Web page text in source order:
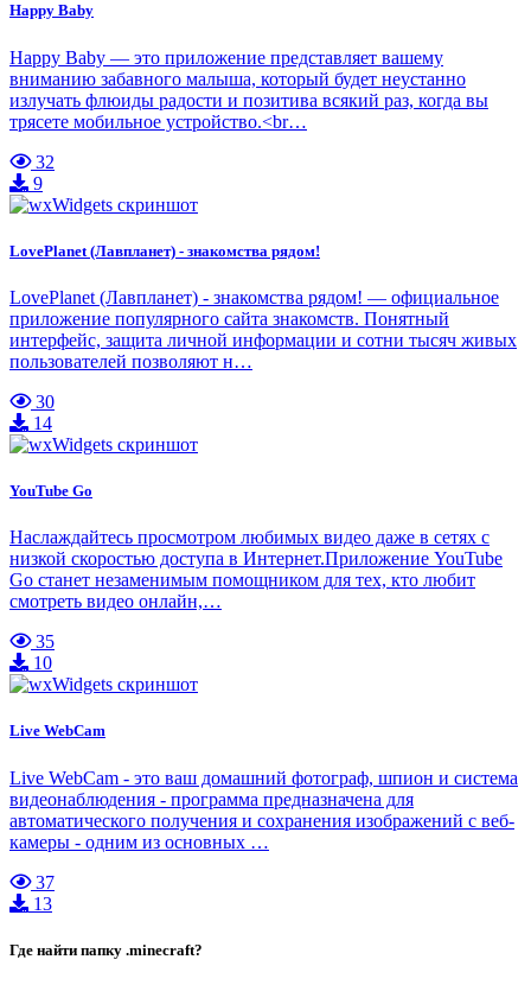
Happy Baby
Happy Baby — это приложение представляет вашему
вниманию забавного малыша, который будет неустанно
излучать флюиды радости и позитива всякий раз, когда вы
трясете мобильное устройство.<br…
32
9
LovePlanet (Лавпланет) - знакомства рядом!
LovePlanet (Лавпланет) - знакомства рядом! — официальное
приложение популярного сайта знакомств. Понятный
интерфейс, защита личной информации и сотни тысяч живых
пользователей позволяют н…
30
14
YouTube Go
Наслаждайтесь просмотром любимых видео даже в сетях с
низкой скоростью доступа в Интернет.Приложение YouTube
Go станет незаменимым помощником для тех, кто любит
смотреть видео онлайн,…
35
10
Live WebCam
Live WebCam - это ваш домашний фотограф, шпион и система
видеонаблюдения - программа предназначена для
автоматического получения и сохранения изображений с веб-
камеры - одним из основных …
37
13
Где найти папку .minecraft?